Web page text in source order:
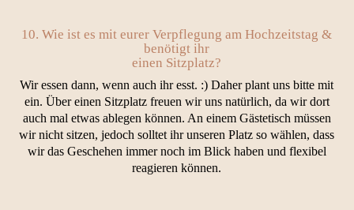
10. Wie ist es mit eurer Verpflegung am Hochzeitstag &
benötigt ihr
einen Sitzplatz?
Wir essen dann, wenn auch ihr esst. :) Daher plant uns bitte mit
ein. Über einen Sitzplatz freuen wir uns natürlich, da wir dort
auch mal etwas ablegen können. An einem Gästetisch müssen
wir nicht sitzen, jedoch solltet ihr unseren Platz so wählen, dass
wir das Geschehen immer noch im Blick haben und flexibel
reagieren können.